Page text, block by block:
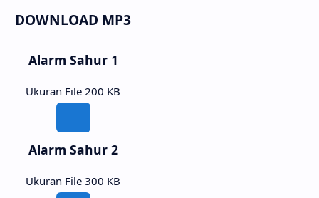
DOWNLOAD MP3
Alarm Sahur 1
Ukuran File 200 KB
Alarm Sahur 2
Ukuran File 300 KB